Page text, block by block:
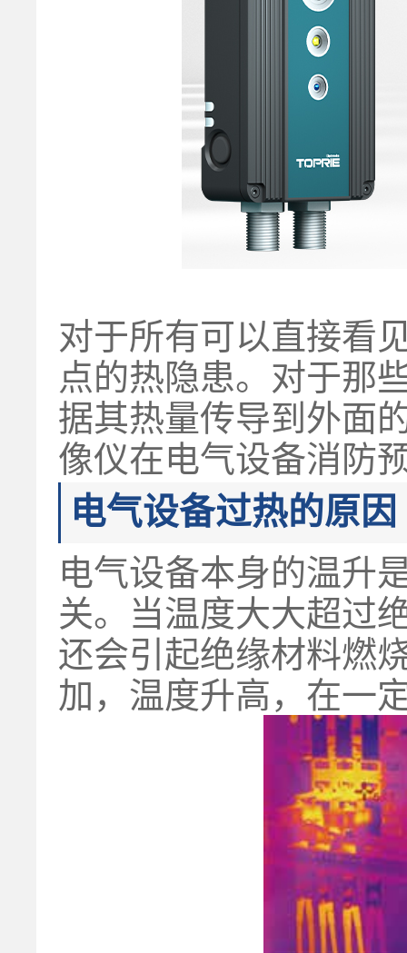
对于所有可以直接看
点的热隐患。对于那
据其热量传导到外面
像仪在电气设备消防
电气设备过热的原因
电气设备本身的温升
关。当温度大大超过
还会引起绝缘材料燃
加，温度升高，在一